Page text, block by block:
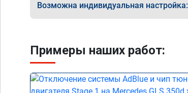
Возможна индивидуальная настройка:
Примеры наших работ: